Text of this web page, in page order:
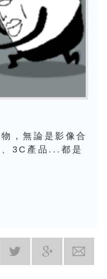
，無論是影像合
、3C產品...都是